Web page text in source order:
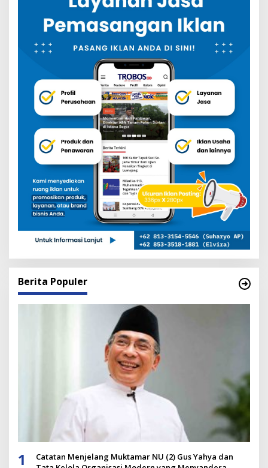
Berita Populer
1
Catatan Menjelang Muktamar NU (2) Gus Yahya dan